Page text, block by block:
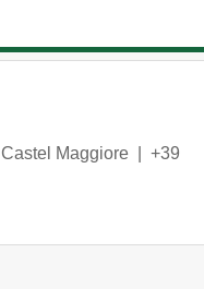
Castel Maggiore
+39